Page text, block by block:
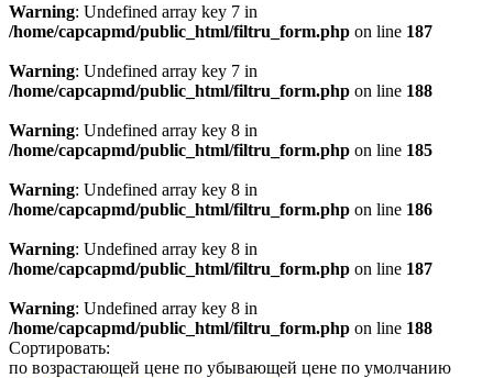
Warning: Undefined array key 7 in
/home/capcapmd/public_html/filtru_form.php on line 187
Warning: Undefined array key 7 in
/home/capcapmd/public_html/filtru_form.php on line 188
Warning: Undefined array key 8 in
/home/capcapmd/public_html/filtru_form.php on line 185
Warning: Undefined array key 8 in
/home/capcapmd/public_html/filtru_form.php on line 186
Warning: Undefined array key 8 in
/home/capcapmd/public_html/filtru_form.php on line 187
Warning: Undefined array key 8 in
/home/capcapmd/public_html/filtru_form.php on line 188
Сортировать:
по возрастающей цене по убывающей цене по умолчанию